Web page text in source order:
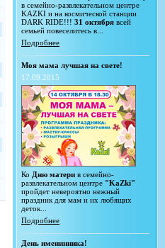
в семейно-развлекательном центре
KAZKI и на космической станции
DARK RIDE!!! 31 октября всей
семьей повеселитесь в...
Подробнее
Моя мама лучшая на свете!
17.09.2015
Ко Дню матери в семейно-
развлекательном центре "KaZki"
пройдет невероятно нежный
праздник для мам и их любящих
деток...
Подробнее
День именинника!